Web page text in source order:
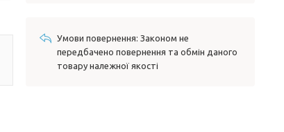
Законом не
передбачено повернення та обмін даного
товару належної якості